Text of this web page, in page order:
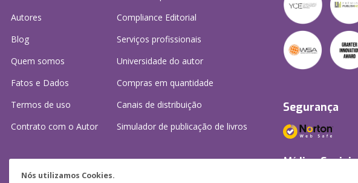
Nós utilizamos Cookies.
Autores
Blog
Quem somos
Fatos e Dados
Termos de uso
Contrato com o Autor
Compliance Editorial
Serviços profissionais
Universidade do autor
Compras em quantidade
Canais de distribuição
Simulador de publicação de livros
Precisa de ajuda?
Segurança
Mídias Sociais